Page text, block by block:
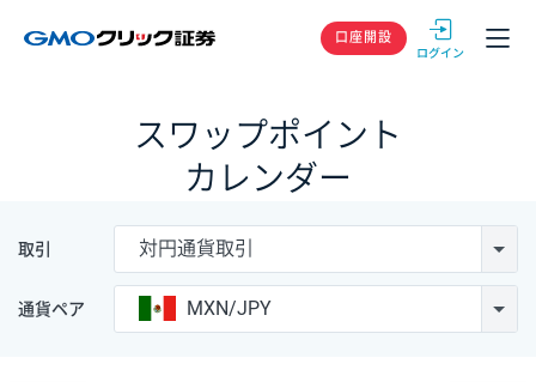
GMOクリック
口座開設
スワップポイント
カレンダー
取引 対円通貨取引
通貨ペア MXN/JPY